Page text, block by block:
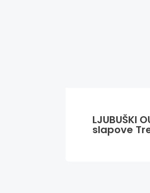
LJUBUŠKI
slapove